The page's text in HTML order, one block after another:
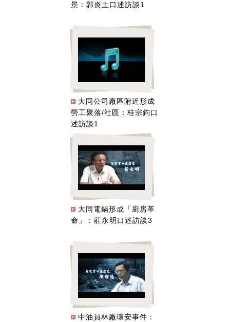
景：郭炎土口述訪談1
大同公司廠區附近形成
勞工聚落/社區：桂宗鈞口
述訪談1
大同電鍋形成「廚房革
命」：莊永明口述訪談3
中油員林廠環安事件：